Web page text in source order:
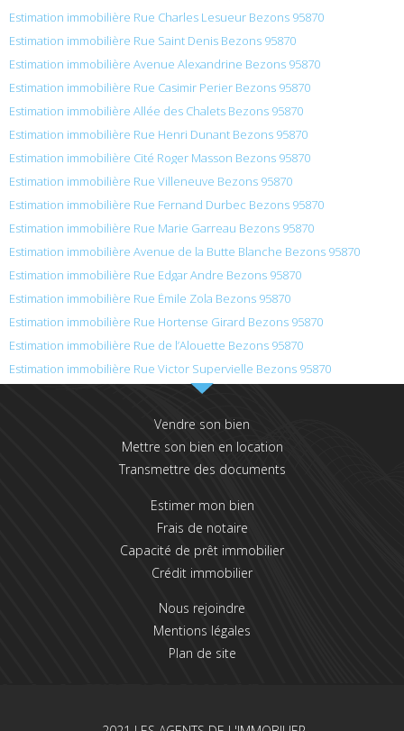
Estimation immobilière Rue Charles Lesueur Bezons 95870
Estimation immobilière Rue Saint Denis Bezons 95870
Estimation immobilière Avenue Alexandrine Bezons 95870
Estimation immobilière Rue Casimir Perier Bezons 95870
Estimation immobilière Allée des Chalets Bezons 95870
Estimation immobilière Rue Henri Dunant Bezons 95870
Estimation immobilière Cité Roger Masson Bezons 95870
Estimation immobilière Rue Villeneuve Bezons 95870
Estimation immobilière Rue Fernand Durbec Bezons 95870
Estimation immobilière Rue Marie Garreau Bezons 95870
Estimation immobilière Avenue de la Butte Blanche Bezons 95870
Estimation immobilière Rue Edgar Andre Bezons 95870
Estimation immobilière Rue Émile Zola Bezons 95870
Estimation immobilière Rue Hortense Girard Bezons 95870
Estimation immobilière Rue de l’Alouette Bezons 95870
Estimation immobilière Rue Victor Supervielle Bezons 95870
Vendre son bien
Mettre son bien en location
Transmettre des documents
Estimer mon bien
Frais de notaire
Capacité de prêt immobilier
Crédit immobilier
Nous rejoindre
Mentions légales
Plan de site